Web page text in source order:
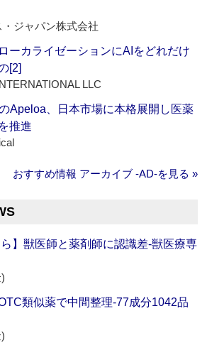
ジャパン株式会社
ーカライゼーションにAIをどれだけ
[2]
LLC
Apeloa、日本市場に本格展開し医薬
推進
おすすめ情報 アーカイブ ‐AD‐を見る »
ら】獣医師と薬剤師に認識差‐獣医療専
類似薬で中間整理‐77成分1042品